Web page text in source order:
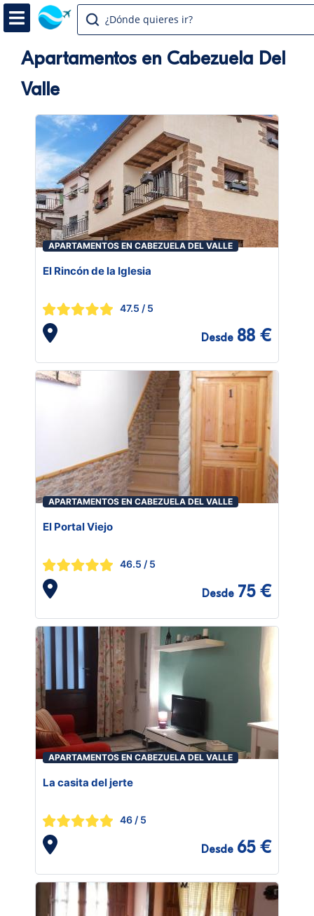
¿Dónde quieres ir?
Apartamentos en Cabezuela Del
Valle
APARTAMENTOS EN CABEZUELA DEL VALLE
El Rincón de la Iglesia
47.5 / 5
Desde 88 €
APARTAMENTOS EN CABEZUELA DEL VALLE
El Portal Viejo
46.5 / 5
Desde 75 €
APARTAMENTOS EN CABEZUELA DEL VALLE
La casita del jerte
46 / 5
Desde 65 €